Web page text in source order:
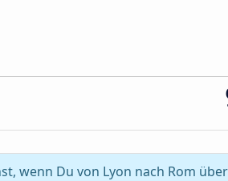
wenn Du von Lyon nach Rom